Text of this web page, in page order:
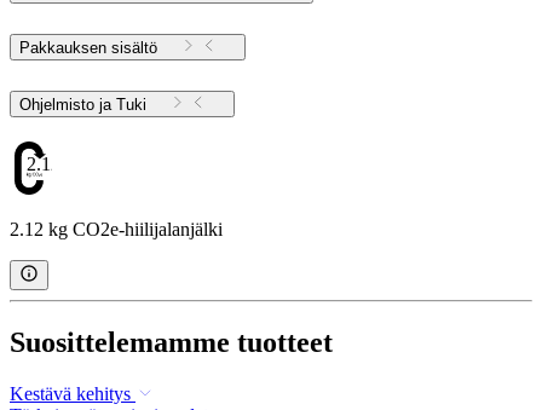
Pakkauksen sisältö
Ohjelmisto ja Tuki
2.12
2.12 kg CO2e-hiilijalanjälki
Suosittelemamme tuotteet
Kestävä kehitys